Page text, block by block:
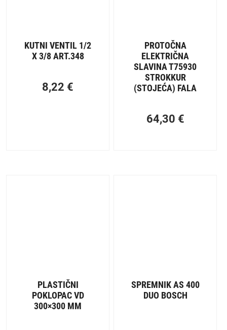
KUTNI VENTIL 1/2
X 3/8 ART.348
8,22 €
PROTOČNA
ELEKTRIČNA
SLAVINA T75930
STROKKUR
(STOJEĆA) FALA
64,30 €
PLASTIČNI
POKLOPAC VD
300×300 MM
SPREMNIK AS 400
DUO BOSCH